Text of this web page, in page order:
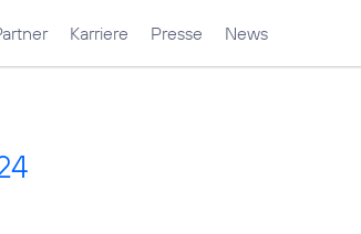
Karriere Presse News